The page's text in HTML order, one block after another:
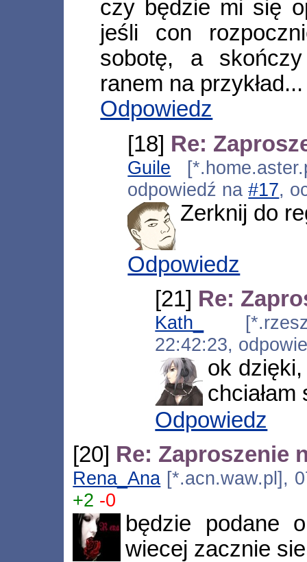
czy będzie mi się
jeśli con
sobotę, a
ranem na przykład...
Odpowiedz
[18] Re:
Guile
odpowiedź na#17,
Zerknij do
Odpowiedz
[21] Re:
Kath_
22:42:23,
ok
Odpowiedz
[20] Re: Zaproszenie
Rena_Ana [*.acn.waw.pl],
+2 -0
będzie podane
wiecej zacznie